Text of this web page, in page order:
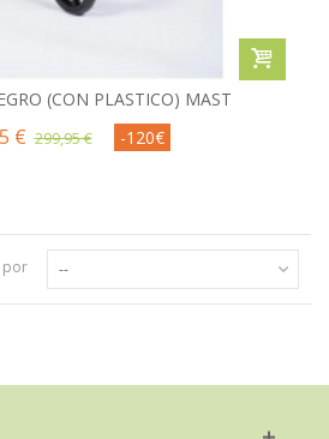
(CON PLASTICO) MAST
€ 299,95 € -120€
por --